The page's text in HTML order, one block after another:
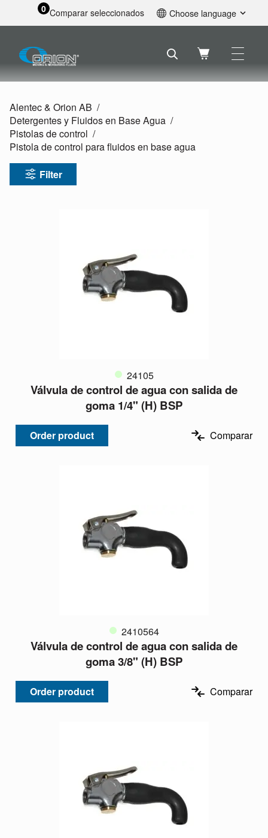
0 Comparar seleccionados Choose language
Svenska
Nederlands
Alentec & Orion AB
Detergentes y Fluidos en Base Agua
Pistolas de control
Pistola de control para fluidos en base agua
Filter
24105
Válvula de control de agua con salida de
goma 1/4" (H) BSP
Order product Comparar
2410564
Válvula de control de agua con salida de
goma 3/8" (H) BSP
Order product Comparar